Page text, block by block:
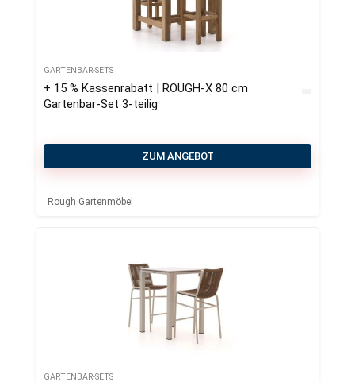
GARTENBAR-SETS
+ 15 % Kassenrabatt | ROUGH-X 80 cm
Gartenbar-Set 3-teilig
ZUM ANGEBOT
Rough Gartenmöbel
GARTENBAR-SETS